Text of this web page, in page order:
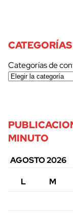
Categorías de
MINUTO
AGOSTO 2026
L
M